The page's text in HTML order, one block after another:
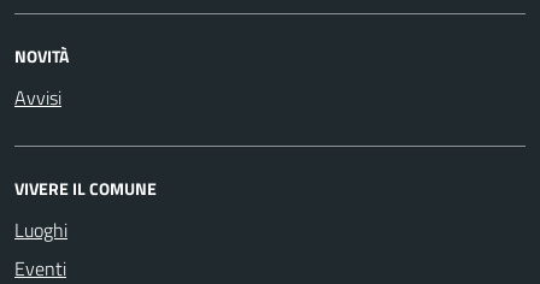
NOVITÀ
Avvisi
VIVERE IL COMUNE
Luoghi
Eventi